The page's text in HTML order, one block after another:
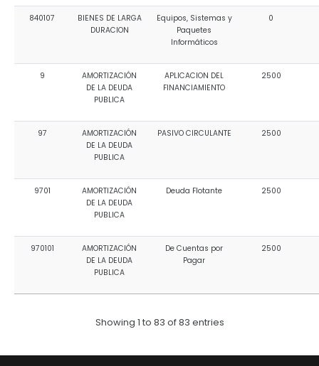
840107
BIENES DE LARGA
DURACION
Equipos, Sistemas y
Paquetes
Informáticos
0
9
AMORTIZACIÓN
DE LA DEUDA
PUBLICA
APLICACION DEL
FINANCIAMIENTO
2500
97
AMORTIZACIÓN
DE LA DEUDA
PUBLICA
PASIVO CIRCULANTE 2500
9701
AMORTIZACIÓN
DE LA DEUDA
PUBLICA
Deuda Flotante 2500
970101
AMORTIZACIÓN
DE LA DEUDA
PUBLICA
De Cuentas por
Pagar
2500
Showing 1 to 83 of 83 entries